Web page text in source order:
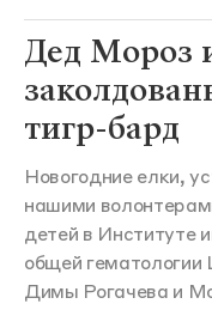
Дед Мороз
тигр-бард
Новогодние елки,
нашими
детей в Институте
общей гематологии
Димы Рогачева и